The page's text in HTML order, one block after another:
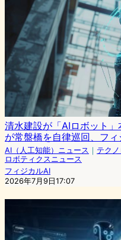
清水建設が「AIロボット
が常盤橋を自律巡回、フ
AI（人工知能）ニュース ｜ テク
ロボティクスニュース
フィジカルAI
2026年7月9日17:07